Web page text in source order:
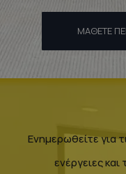
ΜΆΘΕΤΕ
Ενημερωθείτε για
ενέργειες